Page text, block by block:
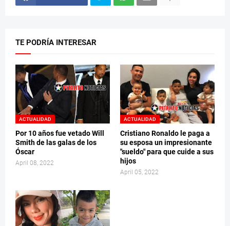
TE PODRÍA INTERESAR
ACTUALIDAD
Por 10 años fue vetado Will
Smith de las galas de los
Óscar
April 08, 2022
ACTUALIDAD
Cristiano Ronaldo le paga a
su esposa un impresionante
"sueldo" para que cuide a sus
hijos
April 05, 2022